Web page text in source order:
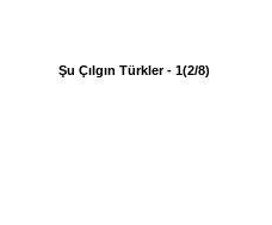
Şu Çılgın Türkler - 1(2/8)